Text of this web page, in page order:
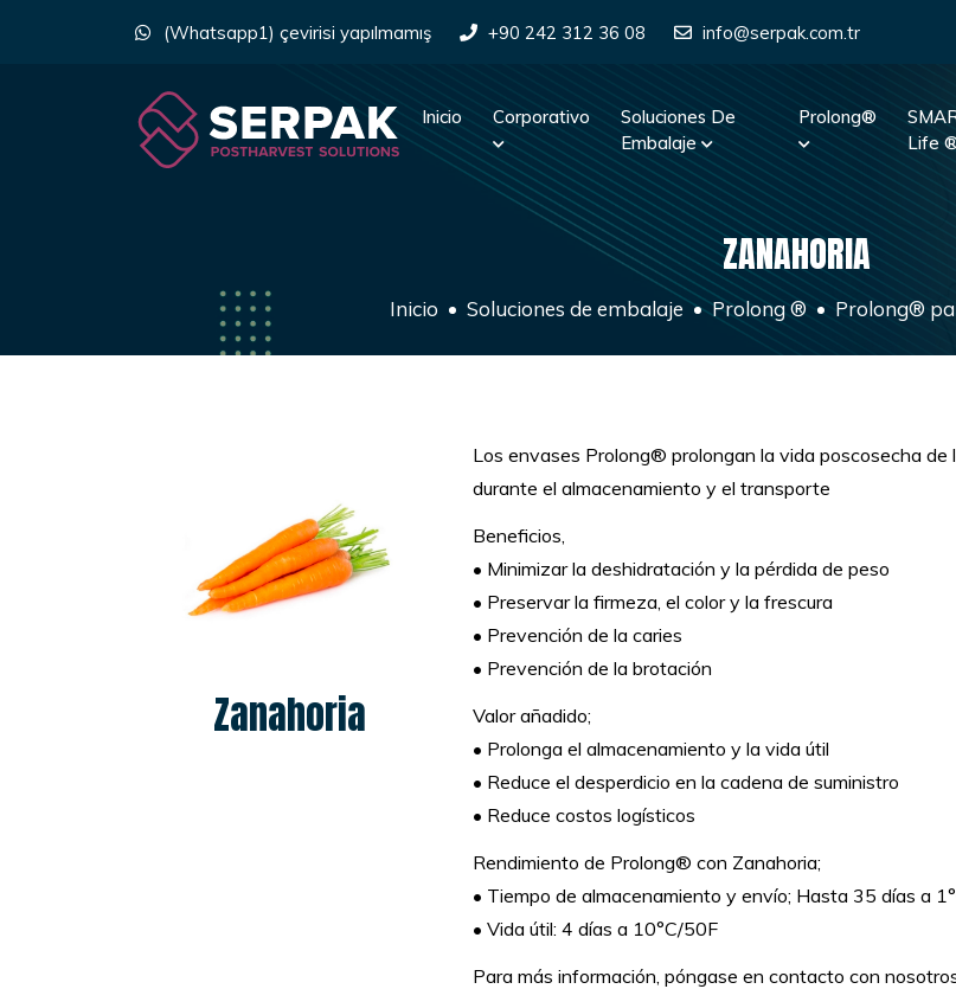
(Whatsapp1) çevirisi yapılmamış +90 242 312 36 08 info@serpak.com.tr
Inicio Corporativo
Soluciones De
Embalaje
Prolong®
Life
ZANAHORIA
Inicio Soluciones de embalaje Prolong ® Prolong®
Zanahoria
Los envases Prolong® prolongan la vida poscosecha de
durante el almacenamiento y el transporte
Beneficios,
• Minimizar la deshidratación y la pérdida de peso
• Preservar la firmeza, el color y la frescura
• Prevención de la caries
• Prevención de la brotación
Valor añadido;
• Prolonga el almacenamiento y la vida útil
• Reduce el desperdicio en la cadena de suministro
• Reduce costos logísticos
Rendimiento de Prolong® con Zanahoria;
• Tiempo de almacenamiento y envío; Hasta 35 días a
• Vida útil: 4 días a 10°C/50F
Para más información, póngase en contacto con